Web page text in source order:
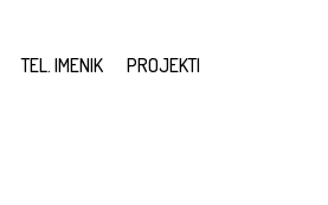
TEL. IMENIK PROJEKTI